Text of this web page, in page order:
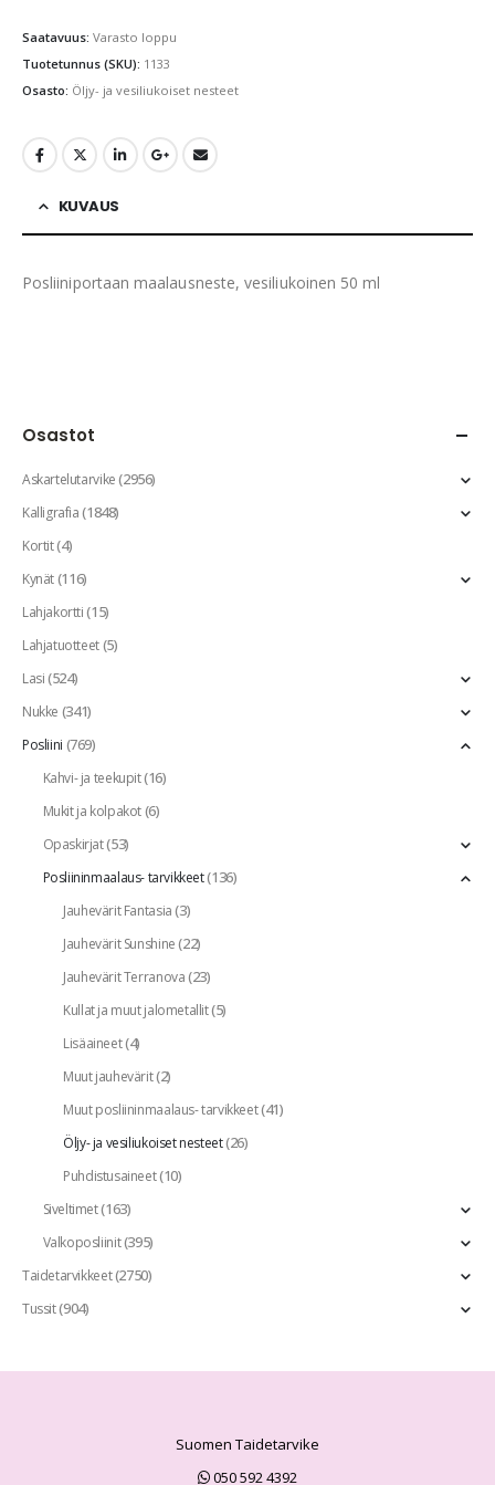
Saatavuus: Varasto loppu
Tuotetunnus (SKU): 1133
Osasto: Öljy- ja vesiliukoiset nesteet
KUVAUS
Posliiniportaan maalausneste, vesiliukoinen 50 ml
Osastot
Askartelutarvike(2956)
Kalligrafia(1848)
Kortit(4)
Kynät(116)
Lahjakortti(15)
Lahjatuotteet(5)
Lasi(524)
Nukke (341)
Posliini (769)
Kahvi- ja teekupit(16)
Mukit ja kolpakot(6)
Opaskirjat(53)
Posliininmaalaus- tarvikkeet(136)
Jauhevärit Fantasia(3)
Jauhevärit Sunshine(22)
Jauhevärit Terranova(23)
Kullat ja muut jalometallit(5)
Lisäaineet(4)
Muut jauhevärit(2)
Muut posliininmaalaus- tarvikkeet(41)
Öljy- ja vesiliukoiset nesteet(26)
Puhdistusaineet(10)
Siveltimet(163)
Valkoposliinit(395)
Taidetarvikkeet(2750)
Tussit(904)
Suomen Taidetarvike
050 592 4392